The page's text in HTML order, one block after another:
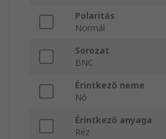
Polaritás
Normál
Sorozat
BNC
Érintkező neme
Nő
Érintkező anyaga
Réz